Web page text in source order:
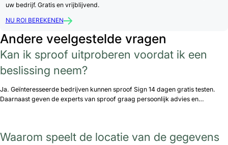
uw bedrijf. Gratis en vrijblijvend.
NU ROI BEREKENEN
Andere veelgestelde vragen
Kan ik sproof uitproberen voordat ik een
beslissing neem?
Ja. Geïnteresseerde bedrijven kunnen sproof Sign 14 dagen gratis testen.
Daarnaast geven de experts van sproof graag persoonlijk advies en…
Waarom speelt de locatie van de gegevens